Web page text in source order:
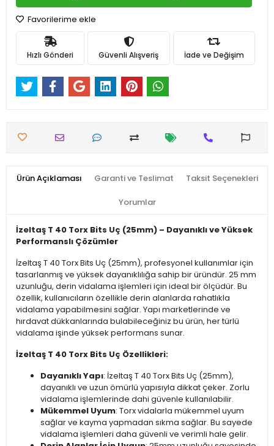
Favorilerime ekle
Hızlı Gönderi Güvenli Alışveriş İade ve Değişim
Ürün Açıklaması Garanti ve Teslimat Taksit Seçenekleri
Yorumlar
İzeltaş T 40 Torx Bits Uç (25mm) – Dayanıklı ve Yüksek
Performanslı Çözümler
İzeltaş T 40 Torx Bits Uç (25mm), profesyonel kullanımlar için
tasarlanmış ve yüksek dayanıklılığa sahip bir üründür. 25 mm
uzunluğu, derin vidalama işlemleri için ideal bir ölçüdür. Bu
özellik, kullanıcıların özellikle derin alanlarda rahatlıkla
vidalama yapabilmesini sağlar. Yapı marketlerinde ve
hırdavat dükkanlarında bulabileceğiniz bu ürün, her türlü
vidalama işinde yüksek performans sunar.
İzeltaş T 40 Torx Bits Uç Özellikleri:
Dayanıklı Yapı: İzeltaş T 40 Torx Bits Uç (25mm),
dayanıklı ve uzun ömürlü yapısıyla dikkat çeker. Zorlu
vidalama işlemlerinde dahi güvenle kullanılabilir.
Mükemmel Uyum: Torx vidalarla mükemmel uyum
sağlar ve kayma yapmadan sıkma sağlar. Bu sayede
vidalama işlemleri daha güvenli ve verimli hale gelir.